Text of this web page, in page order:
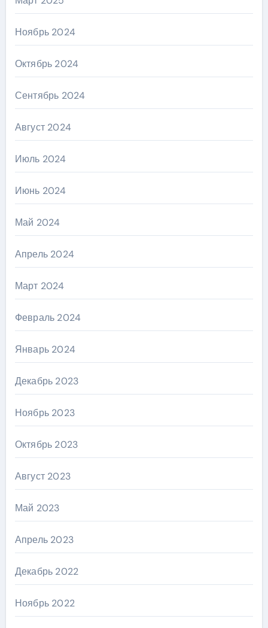
Ноябрь 2024
Октябрь 2024
Сентябрь 2024
Август 2024
Июль 2024
Июнь 2024
Май 2024
Апрель 2024
Март 2024
Февраль 2024
Январь 2024
Декабрь 2023
Ноябрь 2023
Октябрь 2023
Август 2023
Май 2023
Апрель 2023
Декабрь 2022
Ноябрь 2022